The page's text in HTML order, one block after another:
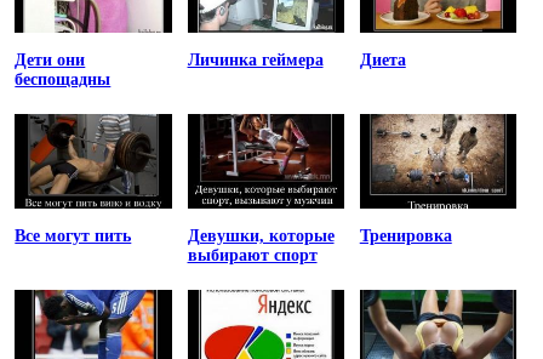
Дети они
беспощадны
Личинка геймера Диета
Все могут пить
Девушки, которые
выбирают спорт
Тренировка